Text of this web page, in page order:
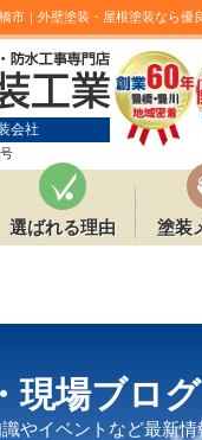
市｜外壁塗装・屋根塗装なら優
会社
選ばれる理由 塗装
現場ブログ
やイベントなど最新